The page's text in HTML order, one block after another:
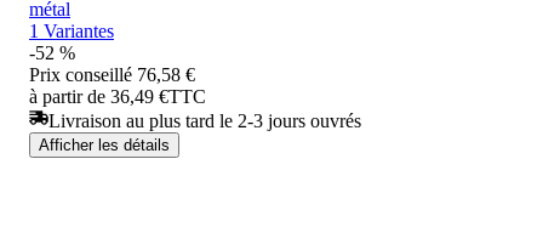
métal
1 Variantes
-52 %
Prix conseillé 76,58 €
à partir de 36,49 €TTC
Livraison au plus tard le 2-3 jours ouvrés
Afficher les détails